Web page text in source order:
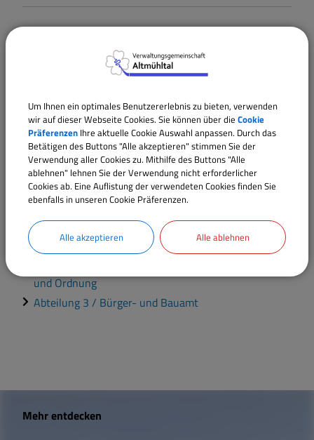
Rechtsgrundlagen
Verantwortliche Behörde
Ansprechpartner:
MelanieGlück
Tel.:09146 94294-23
E-Mail:m.glueck@vgem-altmuehltal.de
Sachgebiete
und Ordnung
Abteilung 3 / Bürger- und Bauamt
W
Mehr entdecken
Um Ihnen ein optimales Benutzererlebnis zu bieten, verwenden
wir auf dieser Webseite Cookies. Sie können über die Cookie
Präferenzen Ihre aktuelle Cookie Auswahl anpassen. Durch das
Betätigen des Buttons "Alle akzeptieren" stimmen Sie der
Verwendung aller Cookies zu. Mithilfe des Buttons "Alle
ablehnen" lehnen Sie der Verwendung nicht erforderlicher
Cookies ab. Eine Auflistung der verwendeten Cookies finden Sie
ebenfalls in unseren Cookie Präferenzen.
Alle akzeptieren Alle ablehnen